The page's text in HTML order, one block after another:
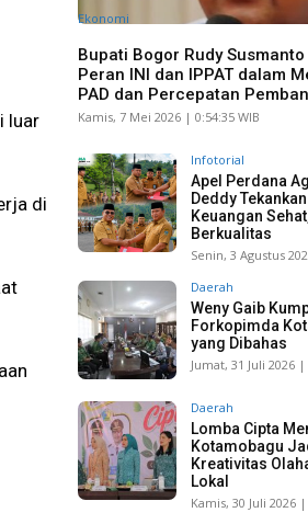
luar
di
Ekonomi
Bupati Bogor Rudy
Peran INI dan IPPAT dalam
PAD dan Percepatan
Kamis, 7 Mei 2026 | 0:54:35 WIB
Infotorial
Apel Perdana
Deddy
Keuangan
Berkualitas
Senin, 3 Agustus
Daerah
Weny Gaib
Forkopimda
yang Dibahas
Jumat, 31 Juli 2026 |
Daerah
Lomba Cipta
Kotamobagu
Kreativitas
Lokal
Kamis, 30 Juli 2026 |